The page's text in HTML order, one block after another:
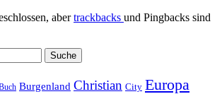
abertrackbacks und Pingbacks sind
Burgenland Christian City Europa